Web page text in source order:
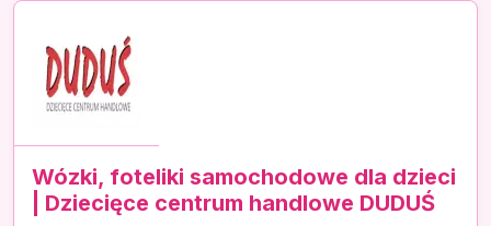
Wózki, foteliki samochodowe dla dzieci
| Dziecięce centrum handlowe DUDUŚ